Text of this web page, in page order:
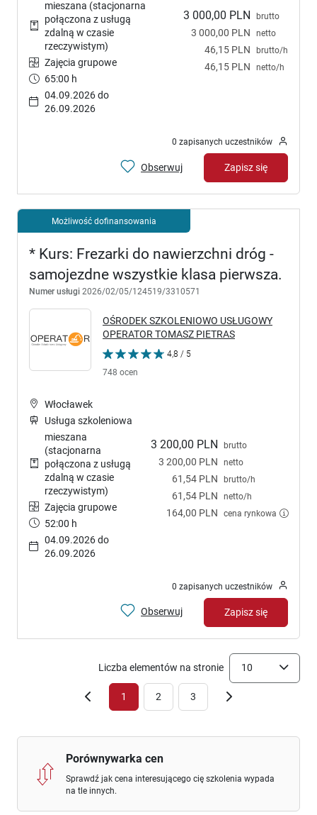
3 000,00 PLN brutto
3 000,00 PLN netto
46,15 PLN brutto/h
46,15 PLN netto/h
mieszana (stacjonarna
połączona z usługą
zdalną w czasie
rzeczywistym)
Zajęcia grupowe
65:00 h
04.09.2026 do
26.09.2026
0 zapisanych uczestników
Obserwuj Zapisz się
Możliwość dofinansowania
* Kurs: Frezarki do nawierzchni dróg -
samojezdne wszystkie klasa pierwsza.
Numer usługi 2026/02/05/124519/3310571
OŚRODEK SZKOLENIOWO USŁUGOWY
OPERATOR TOMASZ PIETRAS
4,8 / 5
748 ocen
3 200,00 PLN brutto
3 200,00 PLN netto
61,54 PLN brutto/h
61,54 PLN netto/h
164,00 PLN cena rynkowa
Włocławek
Usługa szkoleniowa
mieszana
(stacjonarna
połączona z usługą
zdalną w czasie
rzeczywistym)
Zajęcia grupowe
52:00 h
04.09.2026 do
26.09.2026
0 zapisanych uczestników
Obserwuj Zapisz się
1 2 3
Liczba elementów na stronie 10
Porównywarka cen
Sprawdź jak cena interesującego cię szkolenia wypada
na tle innych.